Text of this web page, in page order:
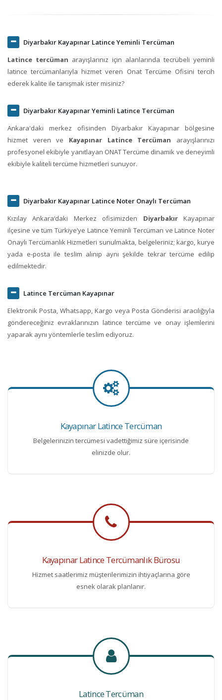
Diyarbakır Kayapınar Latince Yeminli Tercüman
Latince tercüman arayışlarınız için alanlarında tecrübeli yeminli
latince tercümanlarıyla hizmet veren Onat Tercüme Ofisini tercih
ederek kalite ile tanışmak ister misiniz?
Diyarbakır Kayapınar Yeminli Latince Tercüman
Ankara'daki merkez ofisinden Diyarbakır Kayapınar bölgesine
hizmet veren ve Kayapınar Latince Tercüman arayışlarınızı
profesyonel ekibiyle yanıtlayan ONAT Tercüme dinamik ve deneyimli
ekibiyle kaliteli tercüme hizmetleri sunuyor.
Diyarbakır Kayapınar Latince Noter Onaylı Tercüman
Kızılay Ankara‘daki Merkez ofisimizden DiyarbakırKayapınar
ilçesine ve tüm Türkiye’ye Latince Yeminli Tercüman ve Latince Noter
Onaylı Tercümanlık Hizmetleri sunulmakta, belgeleriniz; kargo, kurye
yada e-posta ile teslim alınıp aynı şekilde tekrar tercüme edilip
edilmektedir.
Latince Tercüman Kayapınar
Elektronik Posta, Whatsapp, Kargo veya Posta Gönderisi aracılığıyla
göndereceğiniz evraklarınızın latince tercüme ve onay işlemlerini
yaparak aynı yöntemlerle teslim ediyoruz.
Kayapınar Latince Tercüman
Belgelerinizin tercümesi vadettiğimiz süre içerisinde
elinizde olur.
Kayapınar Latince Tercümanlık Bürosu
Hizmet saatlerimiz müşterilerimizin ihtiyaçlarına göre
esnek olarak planlanır.
Latince Tercüman